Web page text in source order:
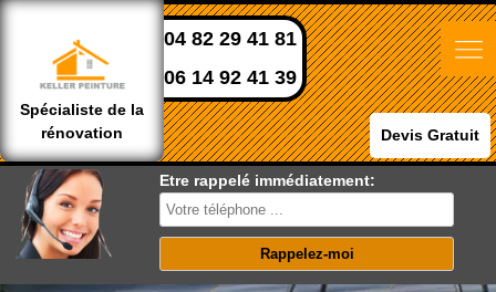
Spécialiste de la
rénovation
04 82 29 41 81
06 14 92 41 39
Devis Gratuit
Etre rappelé immédiatement: